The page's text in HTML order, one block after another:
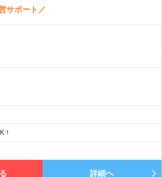
サポート／
！
詳細へ